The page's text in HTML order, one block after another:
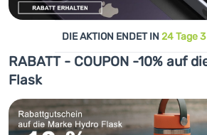
DIE AKTION ENDET IN 24 Tage
RABATT - COUPON -10% auf
Flask